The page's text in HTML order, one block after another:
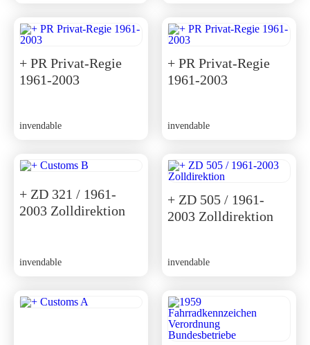
+ PR Privat-Regie
1961-2003
invendable
+ PR Privat-Regie
1961-2003
invendable
+ ZD 321 / 1961-
2003 Zolldirektion
invendable
+ ZD 505 / 1961-
2003 Zolldirektion
invendable